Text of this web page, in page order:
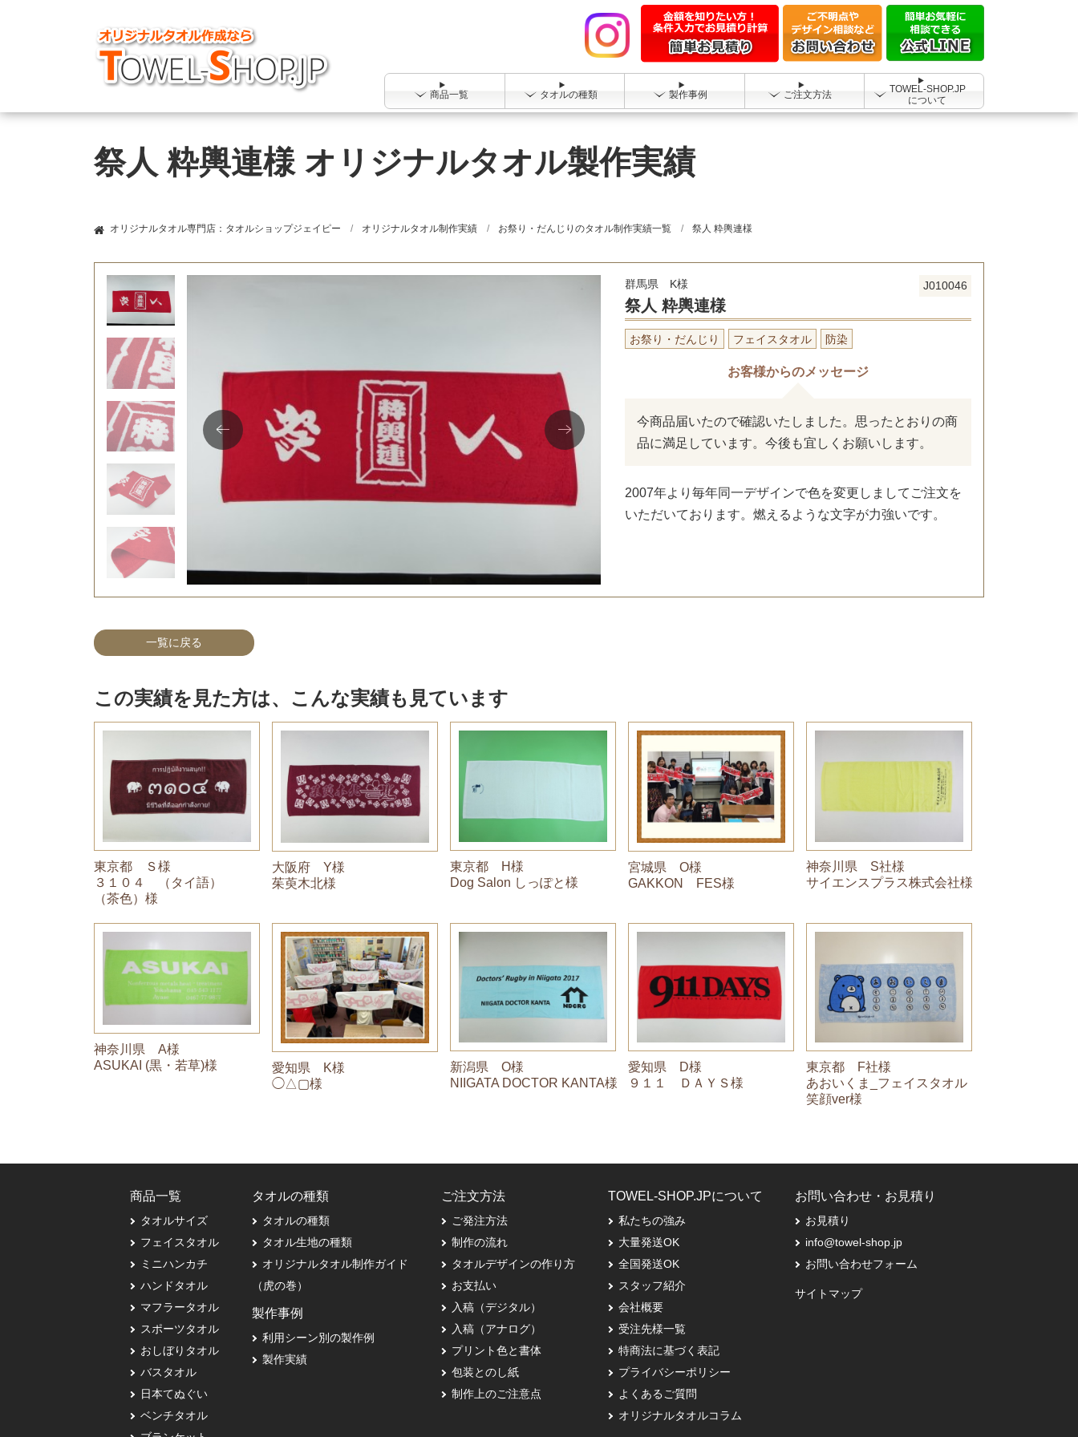
商品一覧 タオルの種類 製作事例 ご注文方法
TOWEL-SHOP.JP
について
祭人 粋輿連様 オリジナルタオル製作実績
オリジナルタオル専門店：タオルショップジェイピー オリジナルタオル制作実績 お祭り・だんじりのタオル制作実績一覧 祭人 粋輿連様
J010046
群馬県 K様
祭人 粋輿連様
お祭り・だんじり フェイスタオル 防染
お客様からのメッセージ
今商品届いたので確認いたしました。 思ったとおりの商
品に満足しています。 今後も宜しくお願いします。
2007年より毎年同一デザインで色を変更しましてご注文を
いただいております。燃えるような文字が力強いです。
一覧に戻る
この実績を見た方は、こんな実績も見ています
東京都 Ｓ様
３１０４ （タイ語）
（茶色）様
大阪府 Y様
茱萸木北様
東京都 H様
Dog Salon しっぽと様
宮城県 O様
GAKKON FES様
神奈川県 S社様
サイエンスプラス株式会社様
神奈川県 A様
ASUKAI (黒・若草)様
愛知県 K様
◯△▢様
新潟県 O様
NIIGATA DOCTOR KANTA様
愛知県 D様
９１１ ＤＡＹＳ様
東京都 F社様
あおいくま_フェイスタオル
笑顔ver様
商品一覧
タオルサイズ
フェイスタオル
ミニハンカチ
ハンドタオル
マフラータオル
スポーツタオル
おしぼりタオル
バスタオル
日本てぬぐい
ベンチタオル
タオルの種類
タオルの種類
タオル生地の種類
オリジナルタオル制作ガイド
（虎の巻）
製作事例
利用シーン別の製作例
製作実績
ご注文方法
ご発注方法
制作の流れ
タオルデザインの作り方
お支払い
入稿（デジタル）
入稿（アナログ）
プリント色と書体
包装とのし紙
制作上のご注意点
TOWEL-SHOP.JPについて
私たちの強み
大量発送OK
全国発送OK
スタッフ紹介
会社概要
受注先様一覧
特商法に基づく表記
プライバシーポリシー
よくあるご質問
オリジナルタオルコラム
お問い合わせ・お見積り
お見積り
info@towel-shop.jp
お問い合わせフォーム
サイトマップ